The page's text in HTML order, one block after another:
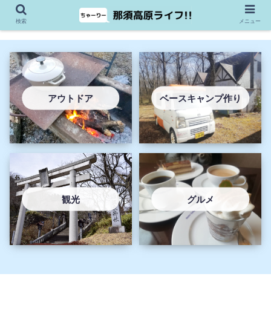
アウトドア ベースキャンプ作り
観光 グルメ
検索 メニュー